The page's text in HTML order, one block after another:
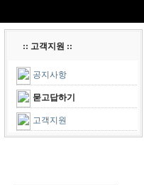
:: 고객지원 ::
공지사항
묻고답하기
고객지원